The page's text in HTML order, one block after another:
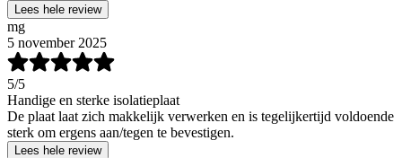
Lees hele review
mg
5 november 2025
5/5
Handige en sterke isolatieplaat
De plaat laat zich makkelijk verwerken en is tegelijkertijd voldoende
sterk om ergens aan/tegen te bevestigen.
Lees hele review